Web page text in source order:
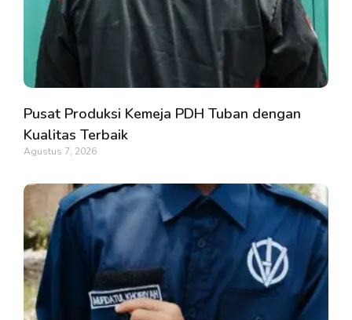
Pusat Produksi Kemeja PDH Tuban dengan
Kualitas Terbaik
Agustus 7, 2026